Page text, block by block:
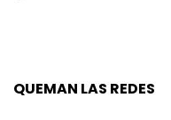
QUEMAN LAS REDES